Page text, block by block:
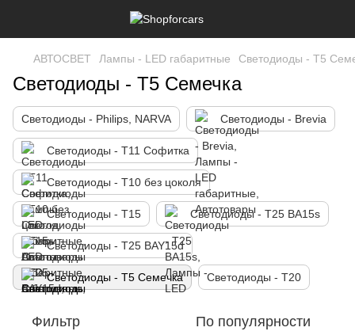
АВТОСВЕТ Лампы - LED габаритные Светодиоды - T5
Светодиоды - T5 Семечка
Светодиоды - Philips, NARVA Светодиоды - Brevia
Светодиоды - T11 Софитка
Светодиоды - T10 без цоколя
Светодиоды - T15 Светодиоды - T25 BA15s
Светодиоды - T25 BAY15d
Светодиоды - T5 Семечка Светодиоды - T20
Фильтр По популярности